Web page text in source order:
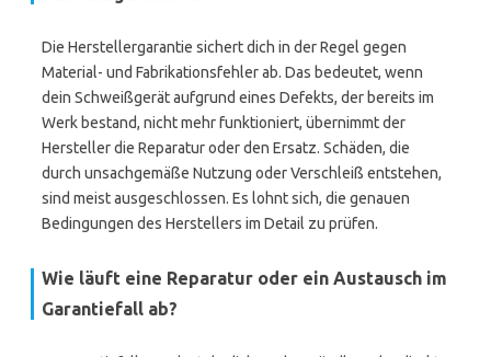
Die Herstellergarantie sichert dich in der Regel gegen
Material- und Fabrikationsfehler ab. Das bedeutet, wenn
dein Schweißgerät aufgrund eines Defekts, der bereits im
Werk bestand, nicht mehr funktioniert, übernimmt der
Hersteller die Reparatur oder den Ersatz. Schäden, die
durch unsachgemäße Nutzung oder Verschleiß entstehen,
sind meist ausgeschlossen. Es lohnt sich, die genauen
Bedingungen des Herstellers im Detail zu prüfen.
Wie läuft eine Reparatur oder ein Austausch im
Garantiefall ab?